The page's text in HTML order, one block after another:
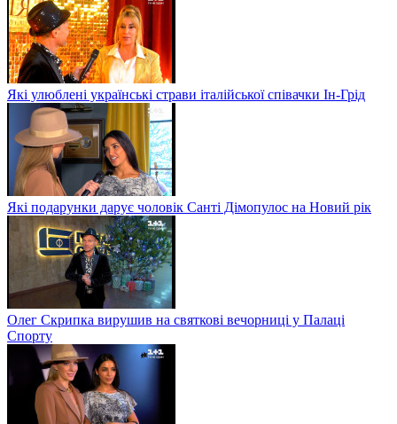
Які улюблені українські страви італійської співачки Ін-Грід
Які подарунки дарує чоловік Санті Дімопулос на Новий рік
Олег Скрипка вирушив на святкові вечорниці у Палаці
Спорту